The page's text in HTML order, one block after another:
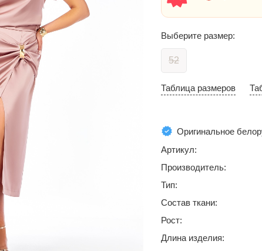
Выберите размер:
52
Таблица размеров
Оригинальное
Артикул:
Производитель:
Тип:
Состав ткани:
Рост:
Длина изделия: